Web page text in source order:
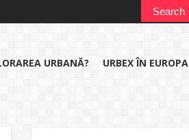
URBANĂ? URBEX ÎN EUROPA